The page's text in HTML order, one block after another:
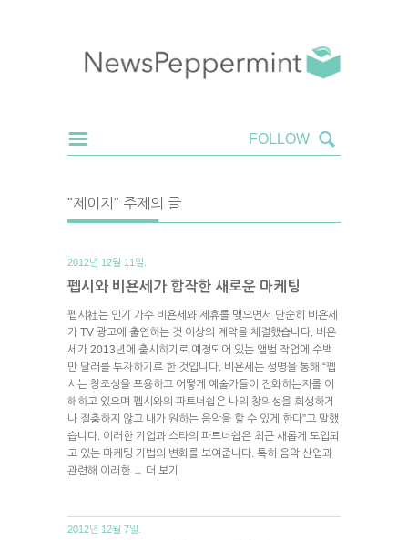
"제이지" 주제의 글
2012년 12월 11일.
펩시와 비욘세가 합작한 새로운 마케팅
펩시社는 인기 가수 비욘세와 제휴를 맺으면서 단순히 비욘세
가 TV 광고에 출연하는 것 이상의 계약을 체결했습니다. 비욘
세가 2013년에 출시하기로 예정되어 있는 앨범 작업에 수백
만 달러를 투자하기로 한 것입니다. 비욘세는 성명을 통해 “펩
시는 창조성을 포용하고 어떻게 예술가들이 진화하는지를 이
해하고 있으며 펩시와의 파트너쉽은 나의 창의성을 희생하거
나 절충하지 않고 내가 원하는 음악을 할 수 있게 한다”고 말했
습니다. 이러한 기업과 스타의 파트너쉽은 최근 새롭게 도입되
고 있는 마케팅 기법의 변화를 보여줍니다. 특히 음악 산업과
관련해 이러한 → 더 보기
2012년 12월 7일.